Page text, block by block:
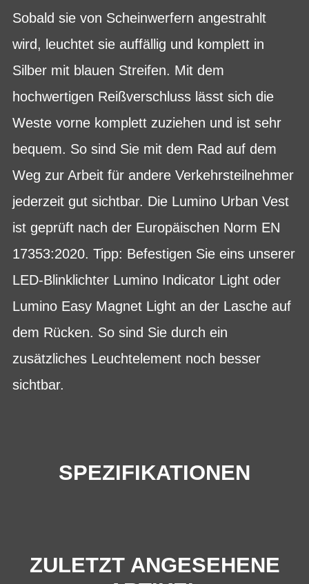
Sobald sie von Scheinwerfern angestrahlt
wird, leuchtet sie auffällig und komplett in
Silber mit blauen Streifen. Mit dem
hochwertigen Reißverschluss lässt sich die
Weste vorne komplett zuziehen und ist sehr
bequem. So sind Sie mit dem Rad auf dem
Weg zur Arbeit für andere Verkehrsteilnehmer
jederzeit gut sichtbar. Die Lumino Urban Vest
ist geprüft nach der Europäischen Norm EN
17353:2020. Tipp: Befestigen Sie eins unserer
LED-Blinklichter Lumino Indicator Light oder
Lumino Easy Magnet Light an der Lasche auf
dem Rücken. So sind Sie durch ein
zusätzliches Leuchtelement noch besser
sichtbar.
SPEZIFIKATIONEN
ZULETZT ANGESEHENE